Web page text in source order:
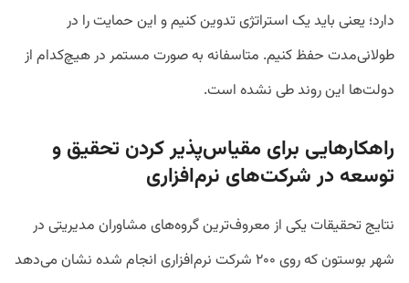
دارد؛ یعنی باید یک استراتژی تدوین کنیم و این حمایت را در
طولانی‌مدت حفظ کنیم. متاسفانه به صورت مستمر در هیچ‌کدام از
دولت‌ها این روند طی نشده است.
راهکارهایی برای مقیاس‌پذیر کردن تحقیق و
توسعه در شرکت‌های نرم‌افزاری
نتایج تحقیقات یکی از معروف‌ترین گروه‌های مشاوران مدیریتی در
شهر بوستون که روی ۲۰۰ شرکت نرم‌افزاری انجام شده نشان می‌دهد